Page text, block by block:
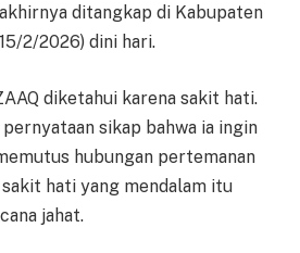
ditangkap di Kabupaten
2/2026) dini hari.
diketahui karena sakit hati.
sikap bahwa ia ingin
hubungan pertemanan
sakit hati yang mendalam itu
jahat.